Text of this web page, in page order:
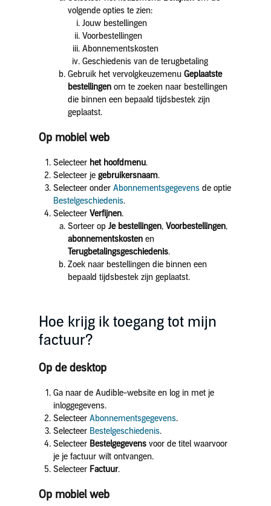
volgende opties te zien:
Jouw bestellingen
Voorbestellingen
Abonnementskosten
Geschiedenis van de terugbetaling
Gebruik het vervolgkeuzemenu Geplaatste
bestellingenom te zoeken naar bestellingen
die binnen een bepaald tijdsbestek zijn
geplaatst.
Op mobiel web
Selecteerhet hoofdmenu.
Selecteer je gebruikersnaam.
Selecteer onder Abonnementsgegevensde optie
Bestelgeschiedenis.
Selecteer Verfijnen.
Sorteer op Jebestellingen, Voorbestellingen,
abonnementskosten en
Terugbetalingsgeschiedenis.
Zoek naar bestellingen die binnen een
bepaald tijdsbestek zijn geplaatst.
Hoe krijg ik toegang tot mijn
factuur?
Op de desktop
Ga naar de Audible-website en log in met je
inloggegevens.
Selecteer Abonnementsgegevens.
Selecteer Bestelgeschiedenis.
Selecteer Bestelgegevens voor de titel waarvoor
je je factuur wilt ontvangen.
Selecteer Factuur.
Op mobiel web